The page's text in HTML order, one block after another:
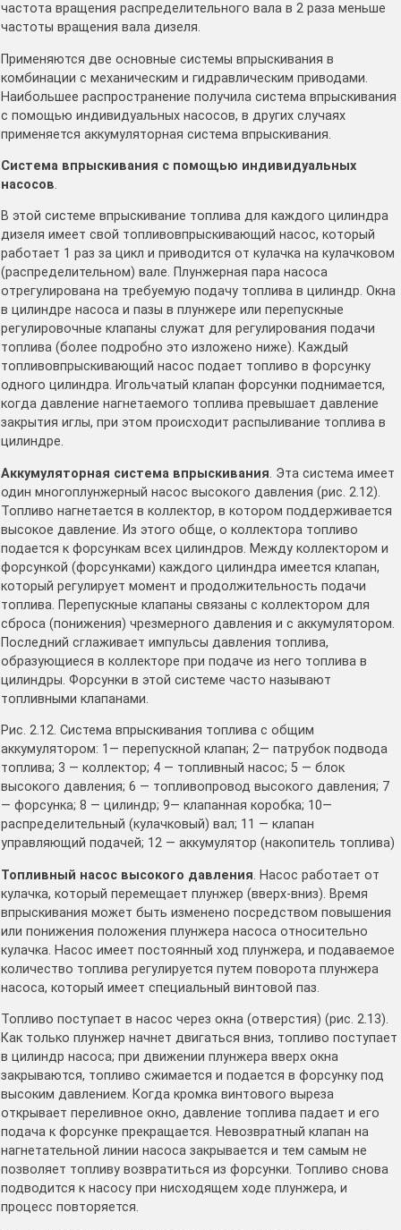
частота вращения распределительного вала в 2 раза меньше
частоты вращения вала дизеля.
Применяются две основные системы впрыскивания в
комбинации с механическим и гидравлическим приводами.
Наибольшее распространение получила система впрыскивания
с помощью индивидуальных насосов, в других случаях
применяется аккумуляторная система впрыскивания.
Система впрыскивания с помощью индивидуальных
насосов.
В этой системе впрыскивание топлива для каждого цилиндра
дизеля имеет свой топливовпрыскивающий насос, который
работает 1 раз за цикл и приводится от кулачка на кулачковом
(распределительном) вале. Плунжерная пара насоса
отрегулирована на требуемую подачу топлива в цилиндр. Окна
в цилиндре насоса и пазы в плунжере или перепускные
регулировочные клапаны служат для регулирования подачи
топлива (более подробно это изложено ниже). Каждый
топливовпрыскивающий насос подает топливо в форсунку
одного цилиндра. Игольчатый клапан форсунки поднимается,
когда давление нагнетаемого топлива превышает давление
закрытия иглы, при этом происходит распыливание топлива в
цилиндре.
Аккумуляторная система впрыскивания. Эта система имеет
один многоплунжерный насос высокого давления (рис. 2.12).
Топливо нагнетается в коллектор, в котором поддерживается
высокое давление. Из этого обще, о коллектора топливо
подается к форсункам всех цилиндров. Между коллектором и
форсункой (форсунками) каждого цилиндра имеется клапан,
который регулирует момент и продолжительность подачи
топлива. Перепускные клапаны связаны с коллектором для
сброса (понижения) чрезмерного давления и с аккумулятором.
Последний сглаживает импульсы давления топлива,
образующиеся в коллекторе при подаче из него топлива в
цилиндры. Форсунки в этой системе часто называют
топливными клапанами.
Рис. 2.12. Система впрыскивания топлива с общим
аккумулятором: 1— перепускной клапан; 2— патрубок подвода
топлива; 3 — коллектор; 4 — топливный насос; 5 — блок
высокого давления; 6 — топливопровод высокого давления; 7
— форсунка; 8 — цилиндр; 9— клапанная коробка; 10—
распределительный (кулачковый) вал; 11 — клапан
управляющий подачей; 12 — аккумулятор (накопитель топлива)
Топливный насос высокого давления. Насос работает от
кулачка, который перемещает плунжер (вверх-вниз). Время
впрыскивания может быть изменено посредством повышения
или понижения положения плунжера насоса относительно
кулачка. Насос имеет постоянный ход плунжера, и подаваемое
количество топлива регулируется путем поворота плунжера
насоса, который имеет специальный винтовой паз.
Топливо поступает в насос через окна (отверстия) (рис. 2.13).
Как только плунжер начнет двигаться вниз, топливо поступает
в цилиндр насоса; при движении плунжера вверх окна
закрываются, топливо сжимается и подается в форсунку под
высоким давлением. Когда кромка винтового выреза
открывает переливное окно, давление топлива падает и его
подача к форсунке прекращается. Невозвратный клапан на
нагнетательной линии насоса закрывается и тем самым не
позволяет топливу возвратиться из форсунки. Топливо снова
подводится к насосу при нисходящем ходе плунжера, и
процесс повторяется.